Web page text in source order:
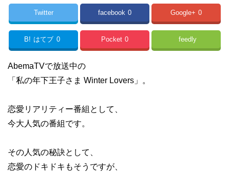
Twitter facebook 0 Google+ 0
B! はてブ 0 Pocket 0 feedly
AbemaTVで放送中の
「私の年下王子さま Winter Lovers」。
恋愛リアリティー番組として、
今大人気の番組です。
その人気の秘訣として、
恋愛のドキドキもそうですが、